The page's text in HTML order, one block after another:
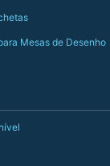
Mesas de Desenho